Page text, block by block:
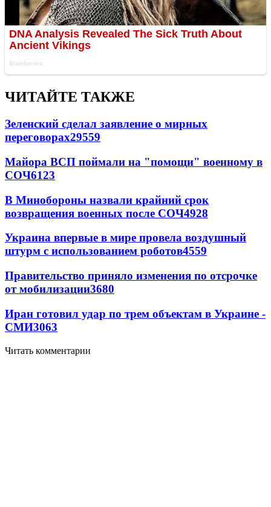
ЧИТАЙТЕ ТАКЖЕ
Зеленский сделал заявление о мирных
переговорах29559
Майора ВСП поймали на "помощи" военному в
СОЧ6123
В Минобороны назвали крайний срок
возвращения военных после СОЧ4928
Украина впервые в мире провела воздушный
штурм с использованием роботов4559
Правительство приняло изменения по отсрочке
от мобилизации3680
Иран готовил удар по трем объектам в Украине -
СМИ3063
Читать комментарии